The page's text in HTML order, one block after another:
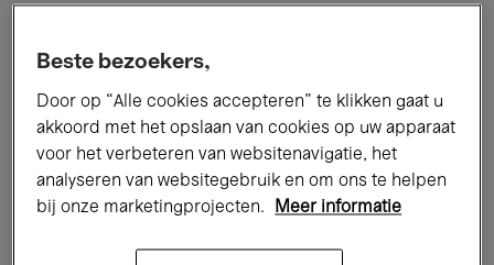
Performances Lezingen & Debatten
Jazz Klassieke Muziek Global Music
Beste bezoekers,
Door op “Alle cookies accepteren” te klikken gaat u
akkoord met het opslaan van cookies op uw apparaat
voor het verbeteren van websitenavigatie, het
analyseren van websitegebruik en om ons te helpen
bij onze marketingprojecten.
Meer informatie